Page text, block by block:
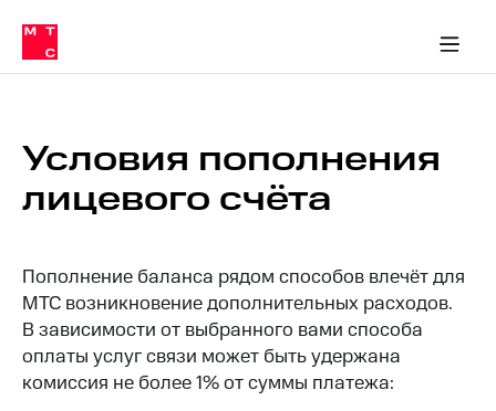
связь
Сервисы и подписки
30% на связь
кабинеты
Мобильная
и
ТВ
Спутниковое
МТС
Деньги
Перенести
номер
в МТС
Услуги
кабинет
Скачать
приложение
Условия пополнения
лицевого счёта
Пополнение баланса рядом способов влечёт для
МТС возникновение дополнительных расходов.
В зависимости от выбранного вами способа
оплаты услуг связи может быть удержана
комиссия не более 1% от суммы платежа: